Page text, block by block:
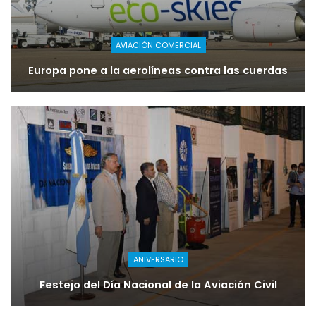
AVIACIÓN COMERCIAL
Europa pone a la aerolíneas contra las cuerdas
ANIVERSARIO
Festejo del Día Nacional de la Aviación Civil